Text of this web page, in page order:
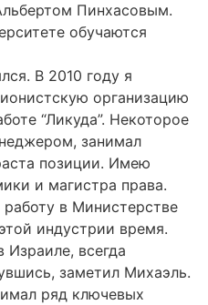
Пинхасовым.
обучаются
В 2010 году я
организацию
“Ликуда”. Некоторое
занимал
позиции. Имею
и магистра права.
в Министерстве
индустрии время.
всегда
заметил Михаэль.
ряд ключевых